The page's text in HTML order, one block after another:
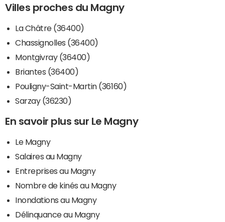
Villes proches du Magny
La Châtre (36400)
Chassignolles (36400)
Montgivray (36400)
Briantes (36400)
Pouligny-Saint-Martin (36160)
Sarzay (36230)
En savoir plus sur Le Magny
Le Magny
Salaires au Magny
Entreprises au Magny
Nombre de kinés au Magny
Inondations au Magny
Délinquance au Magny